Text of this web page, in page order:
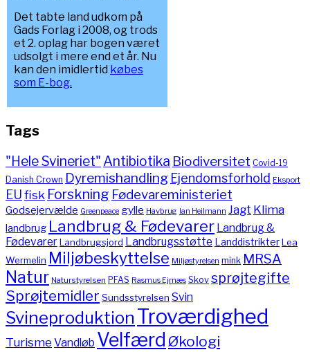
Det tabte land udkom på
Gads Forlag i 2008, og trods
et 2. oplag har bogen været
udsolgt i mere end et år. Nu
kan den imidlertid købes
som E-bog.
Tags
"Hele Svineriet" Antibiotika Biodiversitet Covid-19
Danish Crown Dyremishandling Ejendomsforhold Eksport
EUfisk Forskning Fødevareministeriet
Godsejervælde Greenpeace gylle Havbrug Ian Heilmann Jagt Klima
landbrug Landbrug & Fødevarer Landbrug &
FødevarerLandbrugsjord Landbrugsstøtte LanddistrikterLea
Wermelin Miljøbeskyttelse Miljøstyrelsen mink MRSA
Natur Naturstyrelsen PFAS Rasmus Ejrnæs Skov sprøjtegifte
Sprøjtemidler Sundsstyrelsen Svin
Svineproduktion Troværdighed
TurismeVandløb Velfærd Økologi